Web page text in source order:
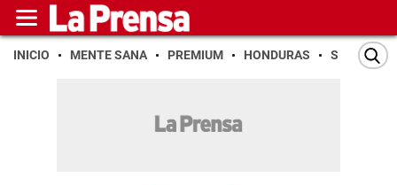
INICIO MENTE SANA PREMIUM HONDURAS SAN PEDRO